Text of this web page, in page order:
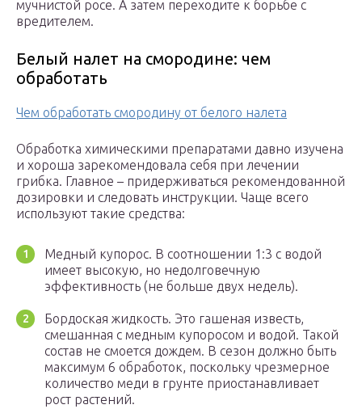
мучнистой росе. А затем переходите к борьбе с
вредителем.
Белый налет на смородине: чем
обработать
Чем обработать смородину от белого налета
Обработка химическими препаратами давно изучена
и хороша зарекомендовала себя при лечении
грибка. Главное – придерживаться рекомендованной
дозировки и следовать инструкции. Чаще всего
используют такие средства:
Медный купорос. В соотношении 1:3 с водой
имеет высокую, но недолговечную
эффективность (не больше двух недель).
Бордоская жидкость. Это гашеная известь,
смешанная с медным купоросом и водой. Такой
состав не смоется дождем. В сезон должно быть
максимум 6 обработок, поскольку чрезмерное
количество меди в грунте приостанавливает
рост растений.